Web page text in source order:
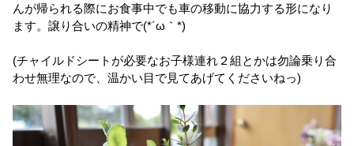
んが帰られる際にお食事中でも車の移動に協力する形になり
ます。譲り合いの精神で(*´ω｀*)
(チャイルドシートが必要なお子様連れ２組とかは勿論乗り合
わせ無理なので、温かい目で見てあげてくださいねっ)